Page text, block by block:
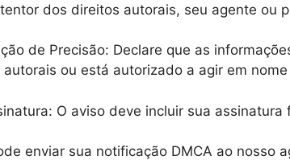
dos direitos autorais, seu agente ou
de Precisão: Declare que as
autorais ou está autorizado a agir em
O aviso deve incluir sua assinatura
enviar sua notificação DMCA ao nosso